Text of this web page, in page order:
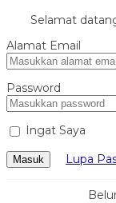
Selamat
Alamat Email
Password
Ingat Saya
Masuk Lupa